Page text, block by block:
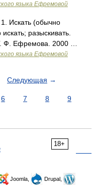
языка Ефремовой
Искать (обычно
разыскивать.
Ф. Ефремова. 2000 …
языка Ефремовой
Следующая →
6 7 8
9
18+
Joomla,
Drupal,